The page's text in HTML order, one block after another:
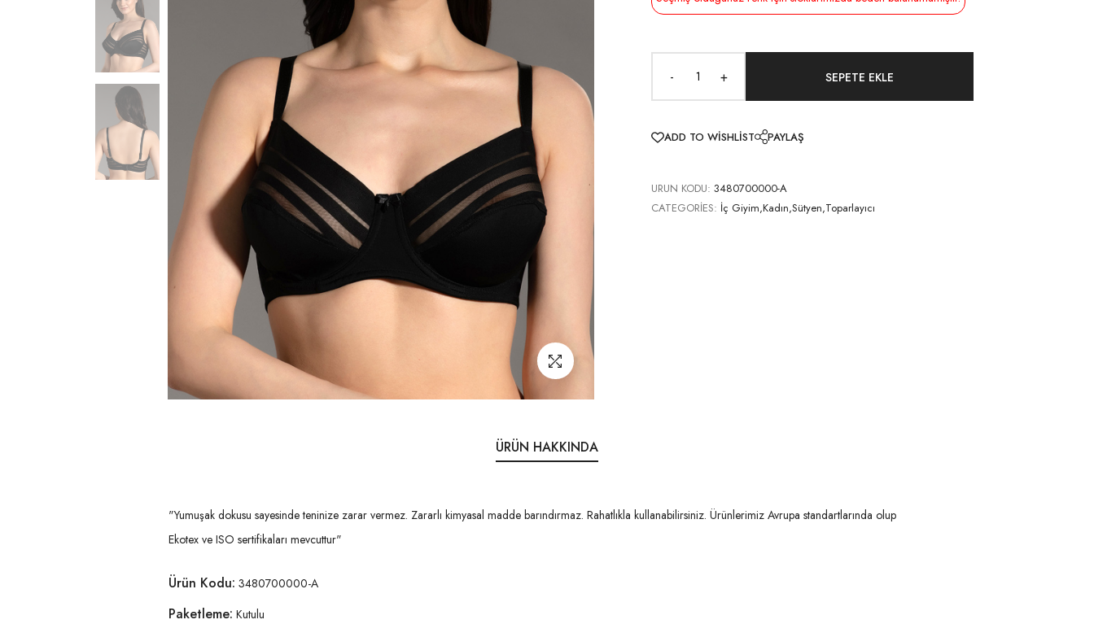
- +
ADD TO WISHLIST PAYLAŞ
URUN KODU: 3480700000-A
CATEGORIES: İç Giyim,Kadın,Sütyen,Toparlayıcı
ÜRÜN HAKKINDA
"Yumuşak dokusu sayesinde teninize zarar vermez. Zararlı kimyasal madde barındırmaz. Rahatlıkla kullanabilirsiniz. Ürünlerimiz Avrupa standartlarında olup
Ekotex ve ISO sertifikaları mevcuttur"
Ürün Kodu: 3480700000-A
Paketleme: Kutulu